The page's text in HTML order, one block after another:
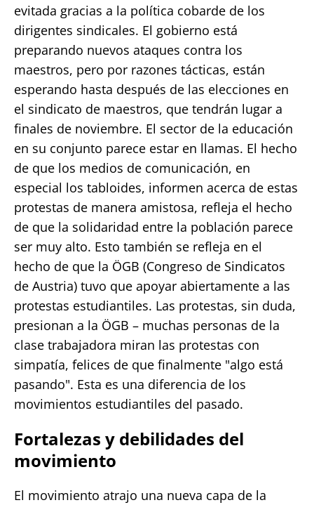
evitada gracias a la política cobarde de los
dirigentes sindicales. El gobierno está
preparando nuevos ataques contra los
maestros, pero por razones tácticas, están
esperando hasta después de las elecciones en
el sindicato de maestros, que tendrán lugar a
finales de noviembre. El sector de la educación
en su conjunto parece estar en llamas. El hecho
de que los medios de comunicación, en
especial los tabloides, informen acerca de estas
protestas de manera amistosa, refleja el hecho
de que la solidaridad entre la población parece
ser muy alto. Esto también se refleja en el
hecho de que la ÖGB (Congreso de Sindicatos
de Austria) tuvo que apoyar abiertamente a las
protestas estudiantiles. Las protestas, sin duda,
presionan a la ÖGB – muchas personas de la
clase trabajadora miran las protestas con
simpatía, felices de que finalmente "algo está
pasando". Esta es una diferencia de los
movimientos estudiantiles del pasado.
Fortalezas y debilidades del
movimiento
El movimiento atrajo una nueva capa de la